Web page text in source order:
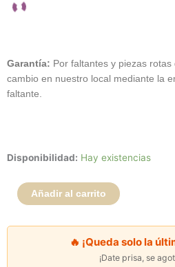
Garantía: Por faltantes y piezas rotas
cambio en nuestro local mediante la
faltante.
Disponibilidad: Hay existencias
Respaldo
Gris
Grafite-
Añadir al carrito
🔥 ¡Queda solo la
¡Date prisa, se